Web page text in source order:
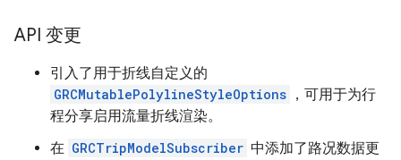
API 变更
引入了用于折线自定义的
GRCMutablePolylineStyleOptions ，可用于为行
程分享启用流量折线渲染。
在 GRCTripModelSubscriber 中添加了路况数据更